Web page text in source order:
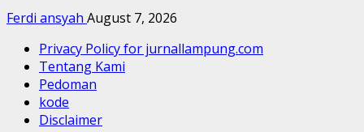
Ferdi ansyah August 7, 2026
Privacy Policy for jurnallampung.com
Tentang Kami
Pedoman
kode
Disclaimer